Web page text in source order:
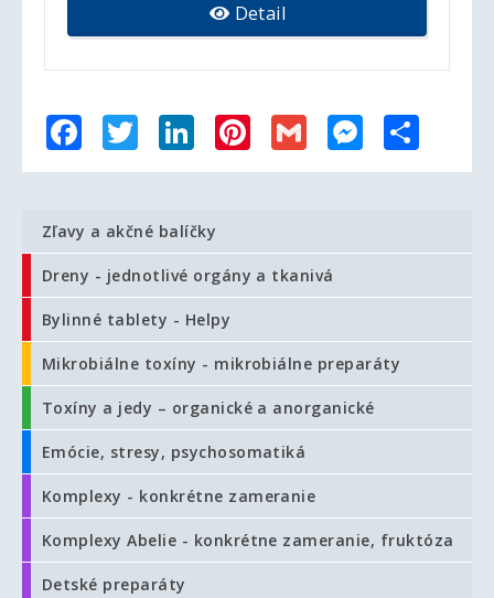
Detail
FacebookTwitterLinkedInPinterest
Gmail Messenger
Zľavy a akčné balíčky
Dreny - jednotlivé orgány a tkanivá
Bylinné tablety - Helpy
Mikrobiálne toxíny - mikrobiálne preparáty
Toxíny a jedy – organické a anorganické
Emócie, stresy, psychosomatiká
Komplexy - konkrétne zameranie
Komplexy Abelie - konkrétne zameranie, fruktóza
Detské preparáty